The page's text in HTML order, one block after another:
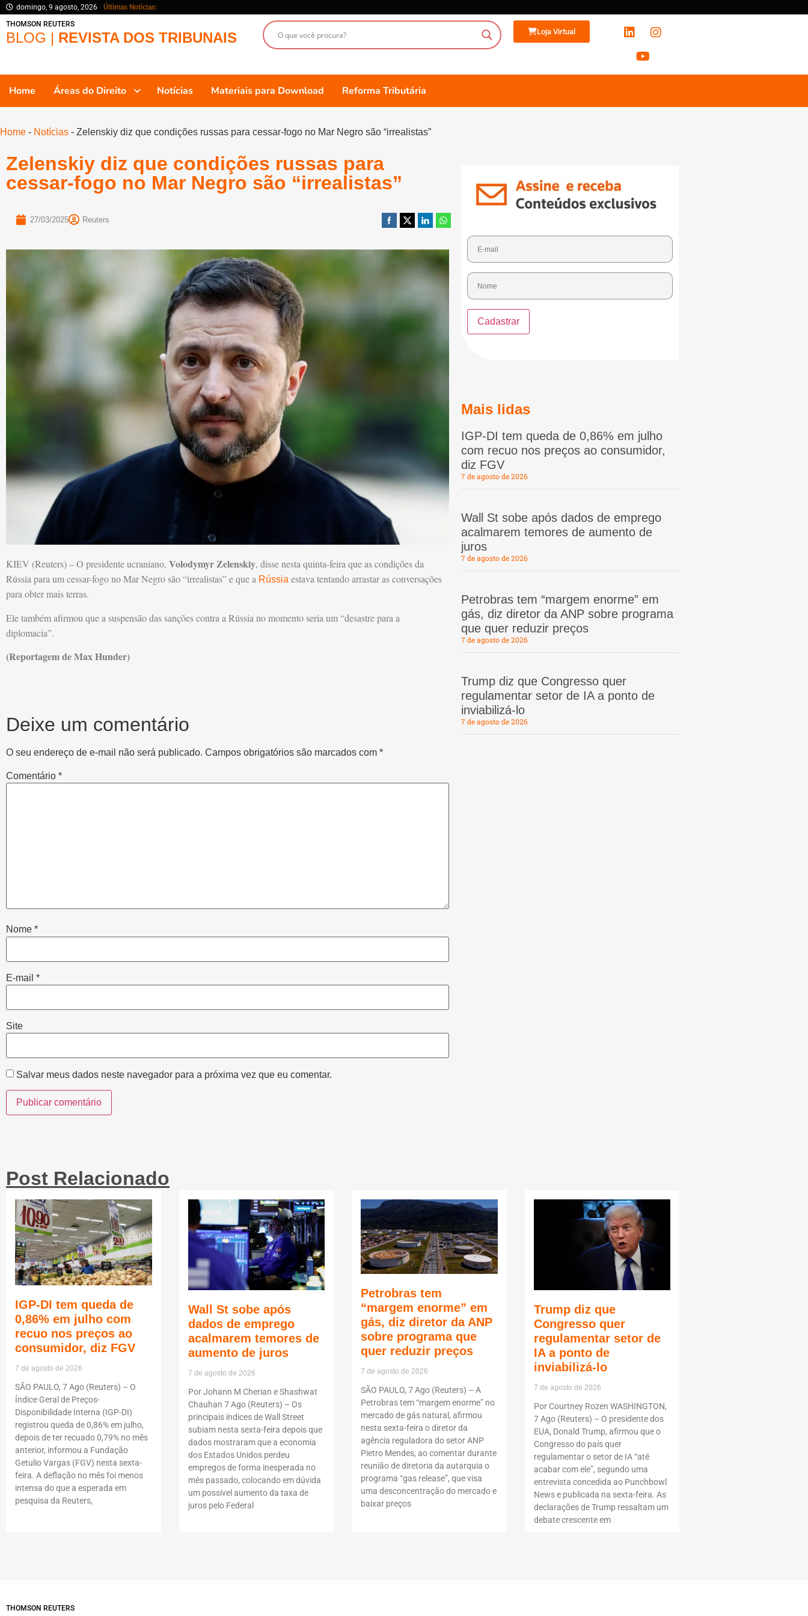
domingo, 9 agosto, 2026
Últimas Notícias:
THOMSON REUTERS
BLOG | REVISTA DOS TRIBUNAIS Loja Virtual
Home Áreas do Direito Notícias Materiais para Download Reforma Tributária
Home - Notícias - Zelenskiy diz que condições russas para cessar-fogo no Mar Negro são “irrealistas”
Zelenskiy diz que condições russas para
cessar-fogo no Mar Negro são “irrealistas”
27/03/2025 Reuters
KIEV (Reuters) – O presidente ucraniano, Volodymyr Zelenskiy, disse nesta quinta-feira que as condições da
Rússia para um cessar-fogo no Mar Negro são “irrealistas” e que a Rússia estava tentando arrastar as conversações
para obter mais terras.
Ele também afirmou que a suspensão das sanções contra a Rússia no momento seria um “desastre para a
diplomacia”.
(Reportagem de Max Hunder)
Deixe um comentário
O seu endereço de e-mail não será publicado. Campos obrigatórios são marcados com *
Comentário *
Nome *
E-mail *
Site
Salvar meus dados neste navegador para a próxima vez que eu comentar.
Mais lidas
IGP-DI tem queda de 0,86% em julho
com recuo nos preços ao consumidor,
diz FGV
7 de agosto de 2026
Wall St sobe após dados de emprego
acalmarem temores de aumento de
juros
7 de agosto de 2026
Petrobras tem “margem enorme” em
gás, diz diretor da ANP sobre programa
que quer reduzir preços
7 de agosto de 2026
Trump diz que Congresso quer
regulamentar setor de IA a ponto de
inviabilizá-lo
7 de agosto de 2026
Post Relacionado
IGP-DI tem queda de
0,86% em julho com
recuo nos preços ao
consumidor, diz FGV
7 de agosto de 2026
SÃO PAULO, 7 Ago (Reuters) – O
Índice Geral de Preços-
Disponibilidade Interna (IGP-DI)
registrou queda de 0,86% em julho,
depois de ter recuado 0,79% no mês
anterior, informou a Fundação
Getulio Vargas (FGV) nesta sexta-
feira. A deflação no mês foi menos
intensa do que a esperada em
pesquisa da Reuters,
Wall St sobe após
dados de emprego
acalmarem temores de
aumento de juros
7 de agosto de 2026
Por Johann M Cherian e Shashwat
Chauhan 7 Ago (Reuters) – Os
principais índices de Wall Street
subiam nesta sexta-feira depois que
dados mostraram que a economia
dos Estados Unidos perdeu
empregos de forma inesperada no
mês passado, colocando em dúvida
um possível aumento da taxa de
juros pelo Federal
Petrobras tem
“margem enorme” em
gás, diz diretor da ANP
sobre programa que
quer reduzir preços
7 de agosto de 2026
SÃO PAULO, 7 Ago (Reuters) – A
Petrobras tem “margem enorme” no
mercado de gás natural, afirmou
nesta sexta-feira o diretor da
agência reguladora do setor ANP
Pietro Mendes, ao comentar durante
reunião de diretoria da autarquia o
programa “gas release”, que visa
uma desconcentração do mercado e
baixar preços
Trump diz que
Congresso quer
regulamentar setor de
IA a ponto de
inviabilizá-lo
7 de agosto de 2026
Por Courtney Rozen WASHINGTON,
7 Ago (Reuters) – O presidente dos
EUA, Donald Trump, afirmou que o
Congresso do país quer
regulamentar o setor de IA “até
acabar com ele”, segundo uma
entrevista concedida ao Punchbowl
News e publicada na sexta-feira. As
declarações de Trump ressaltam um
debate crescente em
THOMSON REUTERS